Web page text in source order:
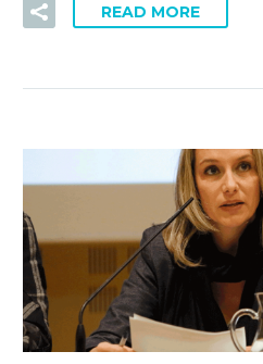
READ MORE